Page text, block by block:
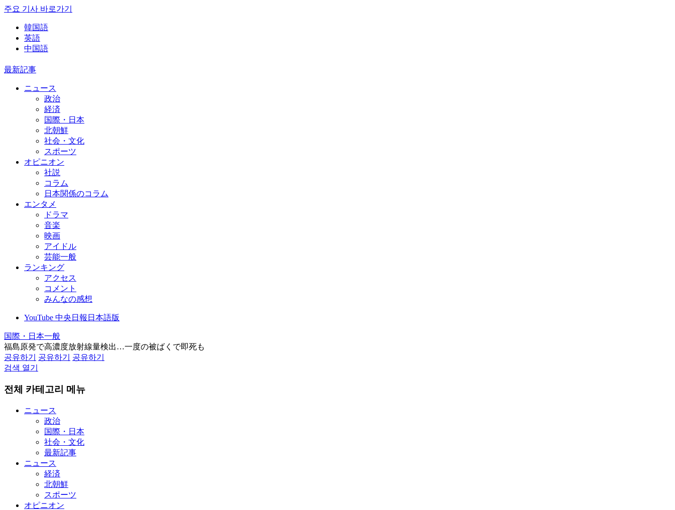
주요 기사 바로가기
韓国語
英語
中国語
最新記事
ニュース
政治
経済
国際・日本
北朝鮮
社会・文化
スポーツ
オピニオン
社説
コラム
日本関係のコラム
エンタメ
ドラマ
音楽
映画
アイドル
芸能一般
ランキング
アクセス
コメント
みんなの感想
YouTube 中央日報日本語版
国際・日本一般
福島原発で高濃度放射線量検出…一度の被ばくで即死も
공유하기
공유하기
공유하기
검색 열기
전체 카테고리 메뉴
ニュース
政治
国際・日本
社会・文化
最新記事
ニュース
経済
北朝鮮
スポーツ
オピニオン